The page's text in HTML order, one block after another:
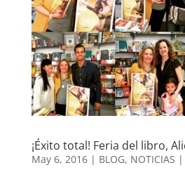
¡Éxito total! Feria del libro,
May 6, 2016| BLOG, NOTICIAS |